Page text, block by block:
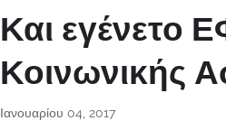
Και εγένετο
Κοινωνικής
Ιανουαρίου 04, 2017